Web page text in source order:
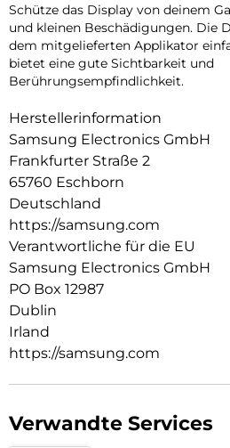
Schütze das Display von deinem
und kleinen Beschädigungen. Die
dem mitgelieferten Applikator
bietet eine gute Sichtbarkeit und
Berührungsempfindlichkeit.
Herstellerinformation
Samsung Electronics GmbH
Frankfurter Straße 2
65760 Eschborn
Deutschland
https://samsung.com
Verantwortliche für die EU
Samsung Electronics GmbH
PO Box 12987
Dublin
Irland
https://samsung.com
Verwandte Services